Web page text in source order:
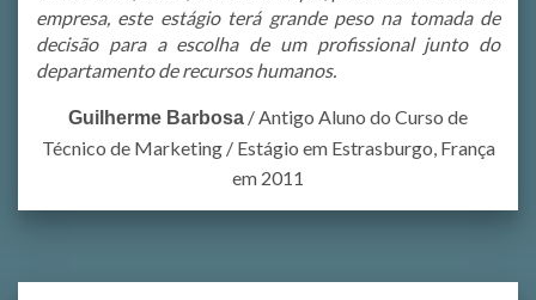
empresa, este estágio terá grande peso na tomada de
decisão para a escolha de um profissional junto do
departamento de recursos humanos.
Guilherme Barbosa /Antigo Aluno do Curso de
Técnico de Marketing / Estágio em Estrasburgo, França
em 2011